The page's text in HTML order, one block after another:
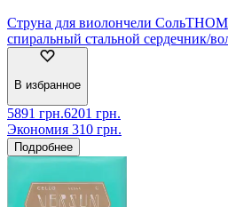
Струна для виолончели
спиральный стальной сердечник/
В избранное
5891 грн.6201 грн.
Экономия 310 грн.
Подробнее